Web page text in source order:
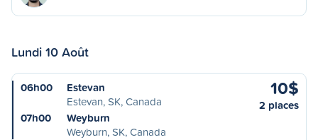
Lundi 10 Août
06h00
Estevan
Estevan, SK, Canada
07h00
Weyburn
Weyburn, SK, Canada
10$
2 places